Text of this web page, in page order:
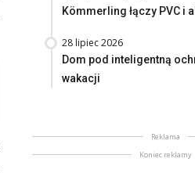
Kömmerling łączy PVC i
28 lipiec 2026
Dom pod inteligentną
wakacji
Reklama
Koniec reklamy